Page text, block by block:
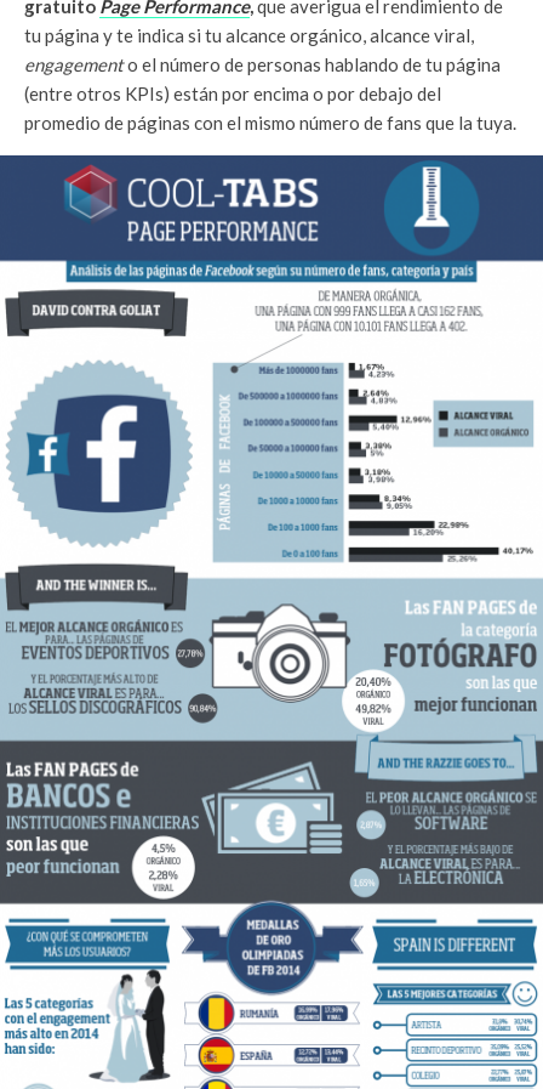
gratuito Page Performance,que averigua el rendimiento de
tu página y te indica si tu alcance orgánico, alcance viral,
engagemento el número de personas hablando de tu página
(entre otros KPIs) están por encima o por debajo del
promedio de páginas con el mismo número de fans que la tuya.